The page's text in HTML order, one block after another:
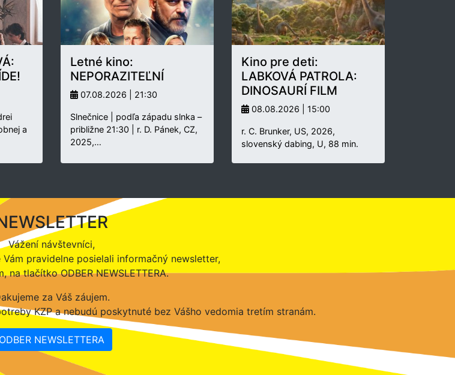
a
Letné kino:
NEPORAZITEĽNÍ
07.08.2026 | 21:30
Slnečnice | podľa západu slnka –
približne 21:30 | r. D. Pánek, CZ,
2025,…
Kino pre deti:
LABKOVÁ PATROLA:
DINOSAURÍ FILM
08.08.2026 | 15:00
r. C. Brunker, US, 2026,
slovenský dabing, U, 88 min.
Vážení návštevníci,
pravidelne posielali informačný newsletter,
na tlačítko ODBER NEWSLETTERA.
za Váš záujem.
KZP a nebudú poskytnuté bez Vášho vedomia tretím stranám.
ODBER NEWSLETTERA